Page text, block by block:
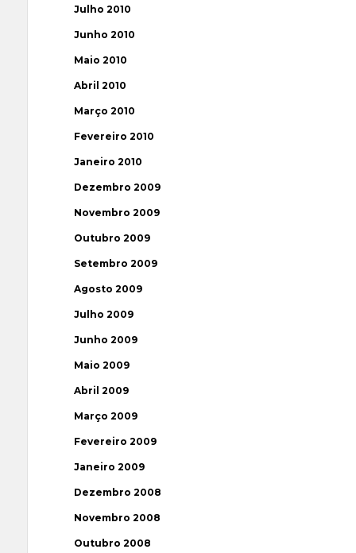
Julho 2010
Junho 2010
Maio 2010
Abril 2010
Março 2010
Fevereiro 2010
Janeiro 2010
Dezembro 2009
Novembro 2009
Outubro 2009
Setembro 2009
Agosto 2009
Julho 2009
Junho 2009
Maio 2009
Abril 2009
Março 2009
Fevereiro 2009
Janeiro 2009
Dezembro 2008
Novembro 2008
Outubro 2008